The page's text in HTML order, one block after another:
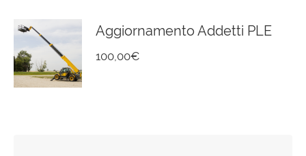
Aggiornamento Addetti PLE
100,00€